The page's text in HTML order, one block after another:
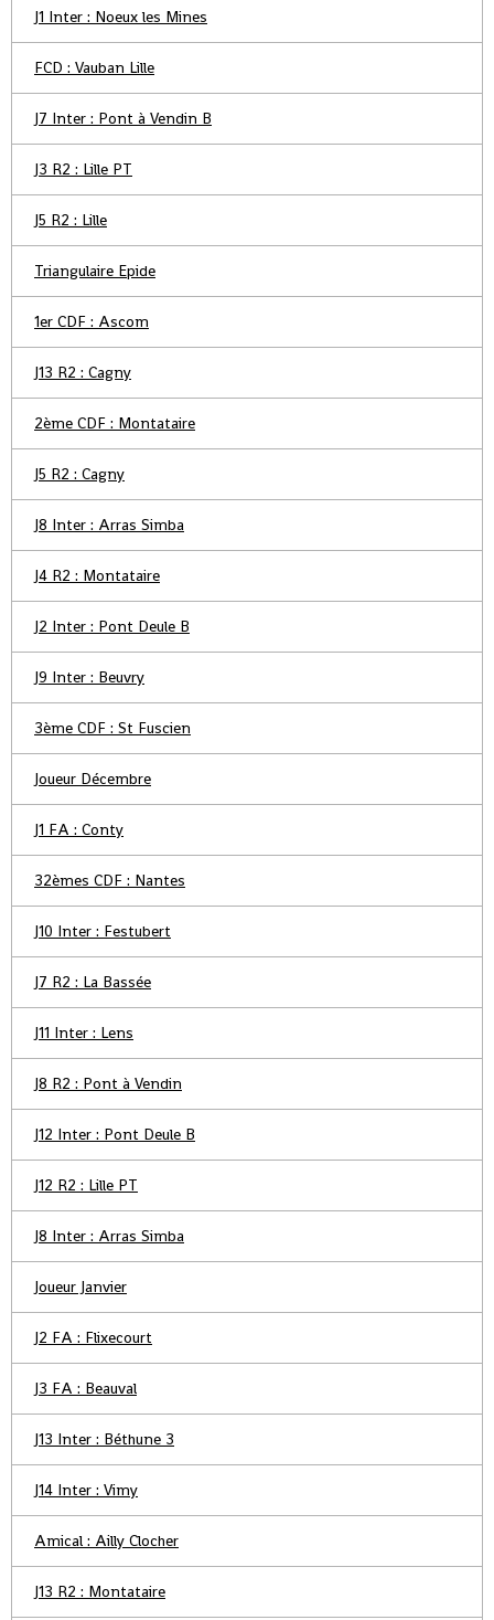
J1 Inter : Noeux les Mines
FCD : Vauban Lille
J7 Inter : Pont à Vendin B
J3 R2 : Lille PT
J5 R2 : Lille
Triangulaire Epide
1er CDF : Ascom
J13 R2 : Cagny
2ème CDF : Montataire
J5 R2 : Cagny
J8 Inter : Arras Simba
J4 R2 : Montataire
J2 Inter : Pont Deule B
J9 Inter : Beuvry
3ème CDF : St Fuscien
Joueur Décembre
J1 FA : Conty
32èmes CDF : Nantes
J10 Inter : Festubert
J7 R2 : La Bassée
J11 Inter : Lens
J8 R2 : Pont à Vendin
J12 Inter : Pont Deule B
J12 R2 : Lille PT
J8 Inter : Arras Simba
Joueur Janvier
J2 FA : Flixecourt
J3 FA : Beauval
J13 Inter : Béthune 3
J14 Inter : Vimy
Amical : Ailly Clocher
J13 R2 : Montataire